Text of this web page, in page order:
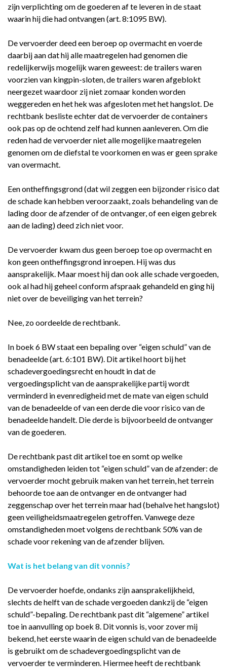
zijn verplichting om de goederen af te leveren in de staat
waarin hij die had ontvangen (art. 8:1095 BW).
De vervoerder deed een beroep op overmacht en voerde
daarbij aan dat hij alle maatregelen had genomen die
redelijkerwijs mogelijk waren geweest: de trailers waren
voorzien van kingpin-sloten, de trailers waren afgeblokt
neergezet waardoor zij niet zomaar konden worden
weggereden en het hek was afgesloten met het hangslot. De
rechtbank besliste echter dat de vervoerder de containers
ook pas op de ochtend zelf had kunnen aanleveren. Om die
reden had de vervoerder niet alle mogelijke maatregelen
genomen om de diefstal te voorkomen en was er geen sprake
van overmacht.
Een ontheffingsgrond (dat wil zeggen een bijzonder risico dat
de schade kan hebben veroorzaakt, zoals behandeling van de
lading door de afzender of de ontvanger, of een eigen gebrek
aan de lading) deed zich niet voor.
De vervoerder kwam dus geen beroep toe op overmacht en
kon geen ontheffingsgrond inroepen. Hij was dus
aansprakelijk. Maar moest hij dan ook alle schade vergoeden,
ook al had hij geheel conform afspraak gehandeld en ging hij
niet over de beveiliging van het terrein?
Nee, zo oordeelde de rechtbank.
In boek 6 BW staat een bepaling over “eigen schuld” van de
benadeelde (art. 6:101 BW). Dit artikel hoort bij het
schadevergoedingsrecht en houdt in dat de
vergoedingsplicht van de aansprakelijke partij wordt
verminderd in evenredigheid met de mate van eigen schuld
van de benadeelde of van een derde die voor risico van de
benadeelde handelt. Die derde is bijvoorbeeld de ontvanger
van de goederen.
De rechtbank past dit artikel toe en somt op welke
omstandigheden leiden tot “eigen schuld” van de afzender: de
vervoerder mocht gebruik maken van het terrein, het terrein
behoorde toe aan de ontvanger en de ontvanger had
zeggenschap over het terrein maar had (behalve het hangslot)
geen veiligheidsmaatregelen getroffen. Vanwege deze
omstandigheden moet volgens de rechtbank 50% van de
schade voor rekening van de afzender blijven.
Wat is het belang van dit vonnis?
De vervoerder hoefde, ondanks zijn aansprakelijkheid,
slechts de helft van de schade vergoeden dankzij de “eigen
schuld”-bepaling. De rechtbank past dit “algemene” artikel
toe in aanvulling op boek 8. Dit vonnis is, voor zover mij
bekend, het eerste waarin de eigen schuld van de benadeelde
is gebruikt om de schadevergoedingsplicht van de
vervoerder te verminderen. Hiermee heeft de rechtbank